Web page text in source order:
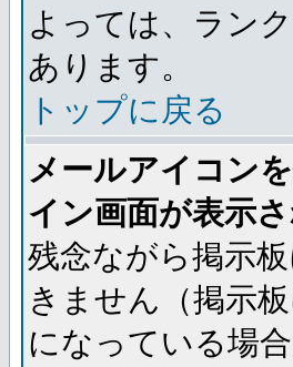
よっては、ラン
あります。
トップに戻る
メールアイコン
イン画面が表示さ
残念ながら掲示
きません（掲示
になっている場